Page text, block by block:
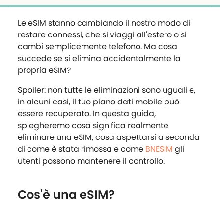
Le eSIM stanno cambiando il nostro modo di
restare connessi, che si viaggi all'estero o si
cambi semplicemente telefono. Ma cosa
succede se si elimina accidentalmente la
propria eSIM?
Spoiler: non tutte le eliminazioni sono uguali e,
in alcuni casi, il tuo piano dati mobile può
essere recuperato. In questa guida,
spiegheremo cosa significa realmente
eliminare una eSIM, cosa aspettarsi a seconda
di come è stata rimossa e come BNESIM gli
utenti possono mantenere il controllo.
Cos'è una eSIM?